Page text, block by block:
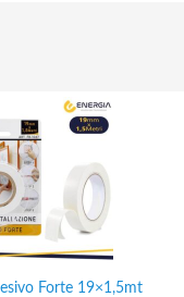
Forte 19×1,5mt